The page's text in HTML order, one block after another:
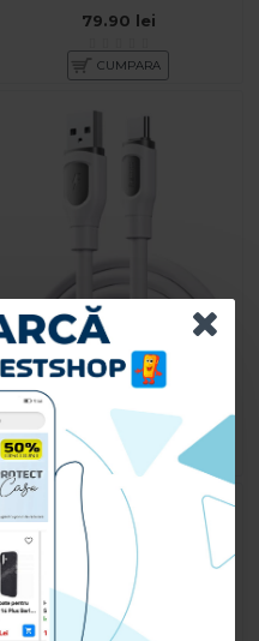
79.90 lei
CUMPARA
Cablu de date / incarcare rapida
Remax C113 A-C
69.90 lei
CUMPARA